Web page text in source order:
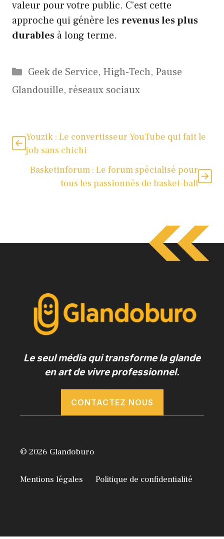
valeur pour votre public. C’est cette
approche qui génère les revenus les plus
durables à long terme.
Catégories
Geek de Service, High-Tech, Pause
Glandouille, réseaux sociaux
Youzik : Le convertisseur YouTube qui fait le
job sans chichi
Basketinforum : Le forum spécialisé pour
tous les passionnés de basket-ball
Le seul média qui transforme la glande
en art de vivre professionnel.
CONTACTEZ NOUS
© 2026 Glandoburo
Mentions légales Politique de confidentialité